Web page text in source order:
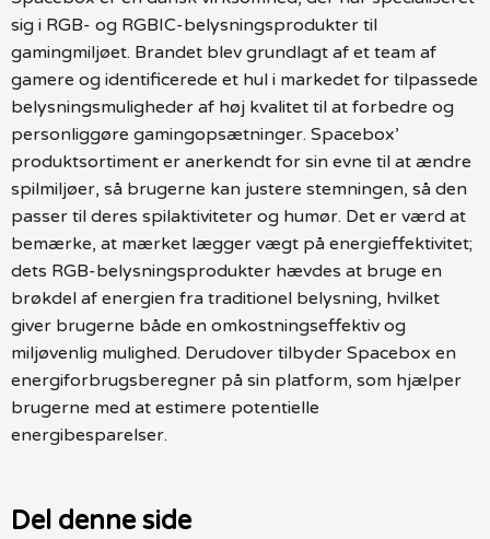
sig i RGB- og RGBIC-belysningsprodukter til
gamingmiljøet. Brandet blev grundlagt af et team af
gamere og identificerede et hul i markedet for tilpassede
belysningsmuligheder af høj kvalitet til at forbedre og
personliggøre gamingopsætninger. Spacebox’
produktsortiment er anerkendt for sin evne til at ændre
spilmiljøer, så brugerne kan justere stemningen, så den
passer til deres spilaktiviteter og humør. Det er værd at
bemærke, at mærket lægger vægt på energieffektivitet;
dets RGB-belysningsprodukter hævdes at bruge en
brøkdel af energien fra traditionel belysning, hvilket
giver brugerne både en omkostningseffektiv og
miljøvenlig mulighed. Derudover tilbyder Spacebox en
energiforbrugsberegner på sin platform, som hjælper
brugerne med at estimere potentielle
energibesparelser.
Del denne side